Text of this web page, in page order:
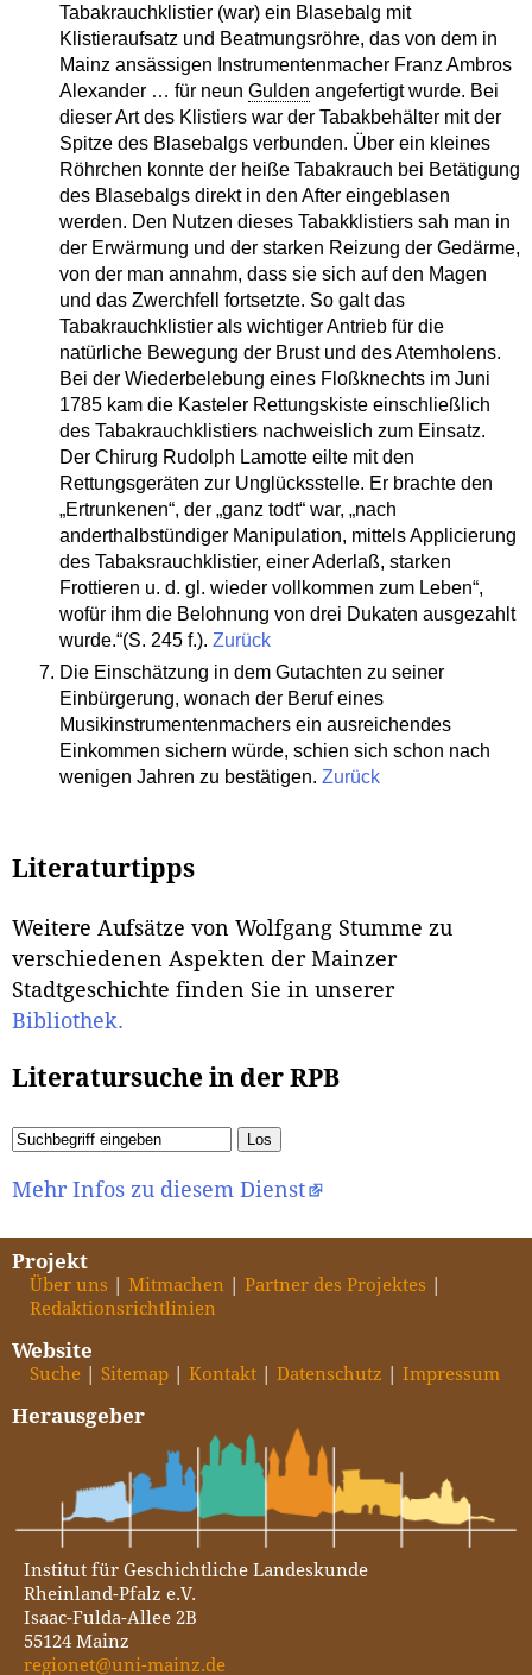
Tabakrauchklistier (war) ein Blasebalg mit
Klistieraufsatz und Beatmungsröhre, das von dem in
Mainz ansässigen Instrumentenmacher Franz Ambros
Alexander … für neun Gulden angefertigt wurde. Bei
dieser Art des Klistiers war der Tabakbehälter mit der
Spitze des Blasebalgs verbunden. Über ein kleines
Röhrchen konnte der heiße Tabakrauch bei Betätigung
des Blasebalgs direkt in den After eingeblasen
werden. Den Nutzen dieses Tabakklistiers sah man in
der Erwärmung und der starken Reizung der Gedärme,
von der man annahm, dass sie sich auf den Magen
und das Zwerchfell fortsetzte. So galt das
Tabakrauchklistier als wichtiger Antrieb für die
natürliche Bewegung der Brust und des Atemholens.
Bei der Wiederbelebung eines Floßknechts im Juni
1785 kam die Kasteler Rettungskiste einschließlich
des Tabakrauchklistiers nachweislich zum Einsatz.
Der Chirurg Rudolph Lamotte eilte mit den
Rettungsgeräten zur Unglücksstelle. Er brachte den
„Ertrunkenen“, der „ganz todt“ war, „nach
anderthalbstündiger Manipulation, mittels Applicierung
des Tabaksrauchklistier, einer Aderlaß, starken
Frottieren u. d. gl. wieder vollkommen zum Leben“,
wofür ihm die Belohnung von drei Dukaten ausgezahlt
wurde.“(S. 245 f.). Zurück
Die Einschätzung in dem Gutachten zu seiner
Einbürgerung, wonach der Beruf eines
Musikinstrumentenmachers ein ausreichendes
Einkommen sichern würde, schien sich schon nach
wenigen Jahren zu bestätigen. Zurück
Literaturtipps
Weitere Aufsätze von Wolfgang Stumme zu
verschiedenen Aspekten der Mainzer
Stadtgeschichte finden Sie in unserer
Bibliothek.
Literatursuche in der RPB
Mehr Infos zu diesem Dienst
Projekt
Über uns Mitmachen
Partner des Projektes
Redaktionsrichtlinien
Website
Suche Sitemap Kontakt Datenschutz Impressum
Herausgeber
Institut für Geschichtliche Landeskunde
Rheinland-Pfalz e.V.
Isaac-Fulda-Allee 2B
55124 Mainz
regionet@uni-mainz.de